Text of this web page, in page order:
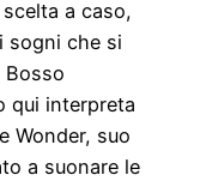
a caso,
sogni che si
Bosso
qui interpreta
Wonder, suo
a suonare le